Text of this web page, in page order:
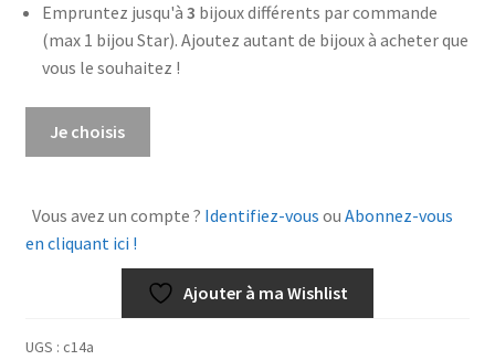
Empruntez jusqu'à 3 bijoux différents par commande
(max 1 bijou Star). Ajoutez autant de bijoux à acheter que
vous le souhaitez !
Melly
Je choisis
Vous avez un compte ? Identifiez-vous ou Abonnez-vous
en cliquant ici !
Ajouter à ma Wishlist
UGS : c14a